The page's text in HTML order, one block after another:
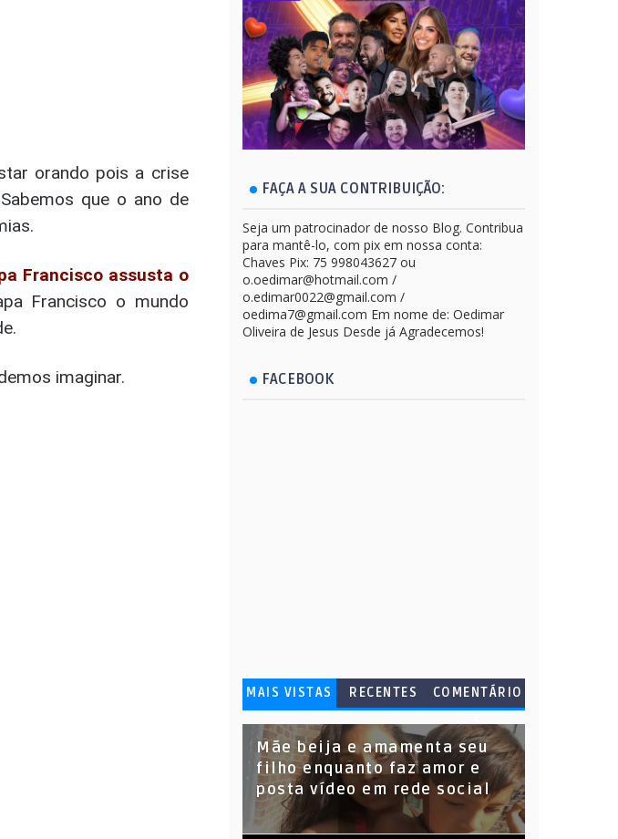
orando pois a crise
que o ano de
Francisco assusta o
Francisco o mundo
imaginar.
FAÇA A SUA CONTRIBUIÇÃO:
Seja um patrocinador de nosso Blog. Contribua
para mantê-lo, com pix em nossa conta:
Chaves Pix: 75 998043627 ou
o.oedimar@hotmail.com /
o.edimar0022@gmail.com /
oedima7@gmail.com Em nome de: Oedimar
Oliveira de Jesus Desde já Agradecemos!
FACEBOOK
MAIS VISTAS RECENTES
COMENTÁRIO
S
Mãe beija e amamenta seu
filho enquanto faz amor e
posta vídeo em rede social